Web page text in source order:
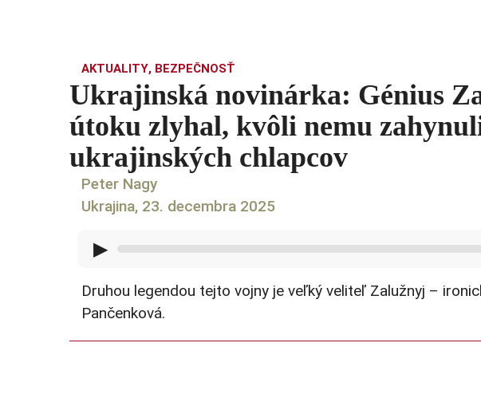
AKTUALITY, BEZPEČNOSŤ
Ukrajinská novinárka: Génius
útoku zlyhal, kvôli nemu
ukrajinských chlapcov
Peter Nagy
Ukrajina, 23. decembra 2025
▶
Druhou legendou tejto vojny je veľký veliteľ Zalužnyj –
Pančenková.